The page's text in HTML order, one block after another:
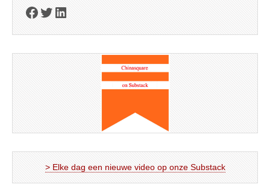
Facebook
Twitter
LinkedIn
> Elke dag een nieuwe video op onze Substack